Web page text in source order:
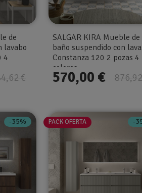
de
lavabo
4
€
SALGAR KIRA Mueble de
baño suspendido con
Constanza 120 2 pozas 4
colores
570,00 €
-35% PACK OFERTA -